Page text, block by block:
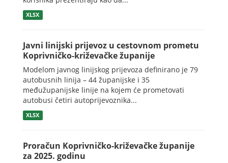
XLSX
Javni linijski prijevoz u cestovnom prometu
Koprivničko-križevačke županije
Modelom javnog linijskog prijevoza definirano je 79
autobusnih linija – 44 županijske i 35
međužupanijske linije na kojem će prometovati
autobusi četiri autoprijevoznika...
XLSX
Proračun Koprivničko-križevačke županije
za 2025. godinu